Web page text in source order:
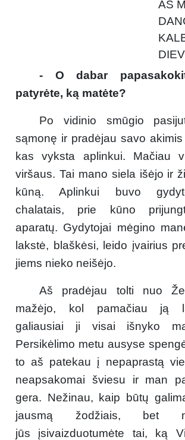
AŠ
- O dabar
patyrėte, ką matėte?
Po vidinio smūgio
sąmonę ir pradėjau savo
kas vyksta aplinkui. Mačiau
viršaus. Tai mano siela išėjo ir
kūną. Aplinkui buvo
chalatais, prie kūno
aparatų. Gydytojai mėgino
lakstė, blaškėsi, leido įvairius
jiems nieko neišėjo.
Aš pradėjau tolti nuo
mažėjo, kol pamačiau ją
galiausiai ji visai išnyko
Persikėlimo metu ausyse
to aš patekau į nepaprastą
neapsakomai šviesu ir man
gera. Nežinau, kaip būtų
jausmą žodžiais, bet
jūs įsivaizduotumėte tai, ką